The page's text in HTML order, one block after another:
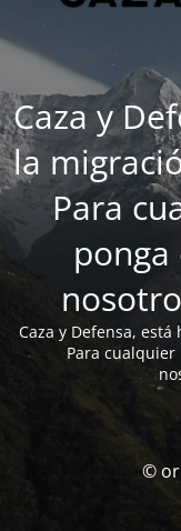
Caza y
la
Para
Caza y Defensa,
Para cualquier
©